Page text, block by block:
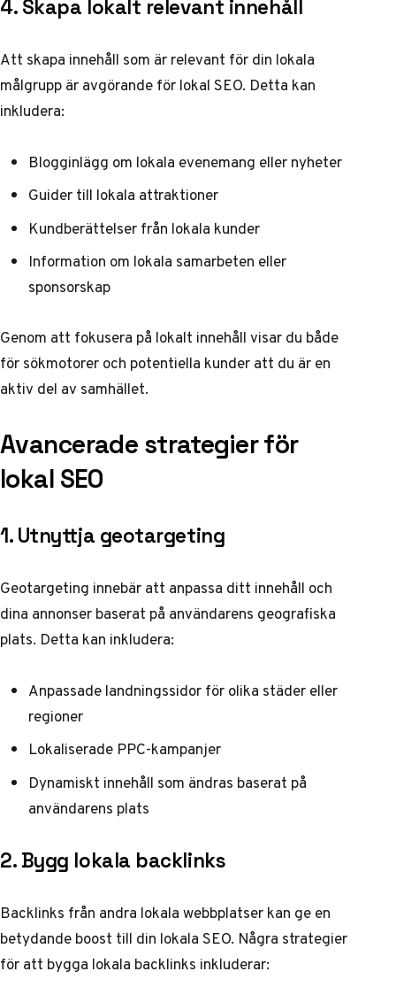
4. Skapa lokalt relevant innehåll
Att skapa innehåll som är relevant för din lokala
målgrupp är avgörande för lokal SEO. Detta kan
inkludera:
Blogginlägg om lokala evenemang eller nyheter
Guider till lokala attraktioner
Kundberättelser från lokala kunder
Information om lokala samarbeten eller
sponsorskap
Genom att fokusera på lokalt innehåll visar du både
för sökmotorer och potentiella kunder att du är en
aktiv del av samhället.
Avancerade strategier för
lokal SEO
1. Utnyttja geotargeting
Geotargeting innebär att anpassa ditt innehåll och
dina annonser baserat på användarens geografiska
plats. Detta kan inkludera:
Anpassade landningssidor för olika städer eller
regioner
Lokaliserade PPC-kampanjer
Dynamiskt innehåll som ändras baserat på
användarens plats
2. Bygg lokala backlinks
Backlinks från andra lokala webbplatser kan ge en
betydande boost till din lokala SEO. Några strategier
för att bygga lokala backlinks inkluderar: